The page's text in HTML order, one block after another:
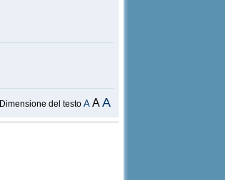
Dimensione del testoA AA